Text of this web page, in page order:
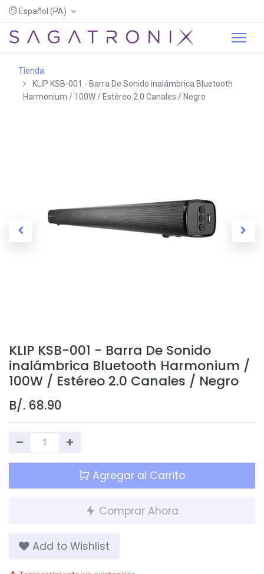
Español (PA)
Tienda
KLIP KSB-001 - Barra De Sonido inalámbrica Bluetooth
Harmonium / 100W / Estéreo 2.0 Canales / Negro
KLIP KSB-001 - Barra De Sonido
inalámbrica Bluetooth Harmonium /
100W / Estéreo 2.0 Canales / Negro
B/. 68.90
Agregar al Carrito
Comprar Ahora
Add to Wishlist